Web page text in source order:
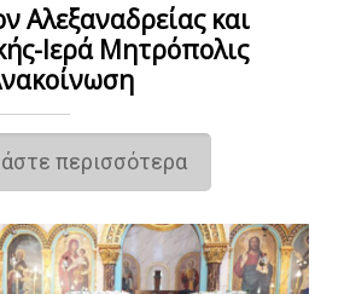
Αλεξαναδρείας και
Ιερά Μητρόπολις
περισσότερα